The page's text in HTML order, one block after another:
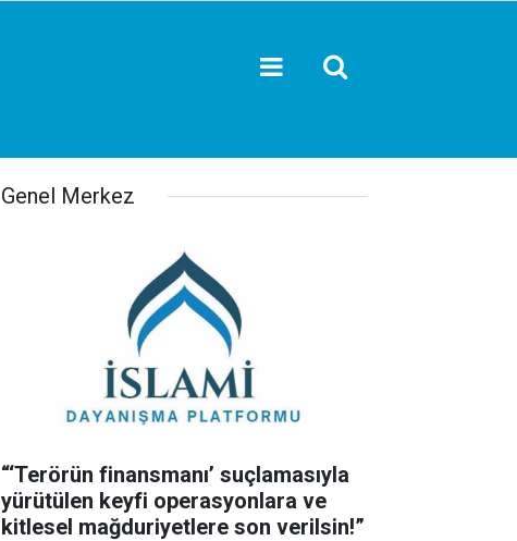
Genel Merkez
“‘Terörün finansmanı’ suçlamasıyla
yürütülen keyfi operasyonlara ve
kitlesel mağduriyetlere son verilsin!”